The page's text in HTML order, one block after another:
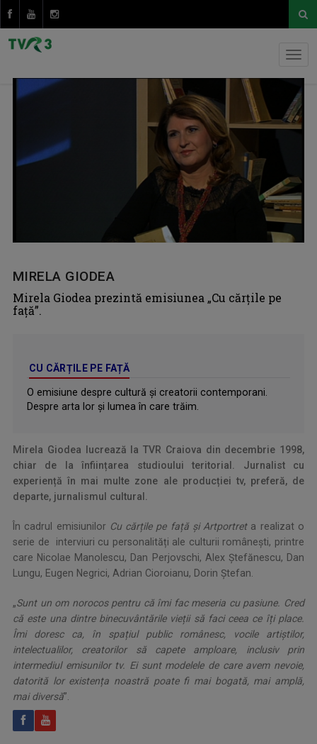
MIRELA GIODEA
Mirela Giodea prezintă emisiunea „Cu cărțile pe
față”.
CU CĂRȚILE PE FAȚĂ
O emisiune despre cultură și creatorii contemporani.
Despre arta lor și lumea în care trăim.
Mirela Giodea lucrează la TVR Craiova din decembrie 1998,
chiar de la înființarea studioului teritorial. Jurnalist cu
experiență în mai multe zone ale producției tv, preferă, de
departe, jurnalismul cultural.
În cadrul emisiunilor Cu cărțile pe fațăși Artportret a realizat o
serie de interviuri cu personalități ale culturii românești, printre
care Nicolae Manolescu, Dan Perjovschi, Alex Ștefănescu, Dan
Lungu, Eugen Negrici, Adrian Cioroianu, Dorin Ștefan.
„Sunt un om norocos pentru că îmi fac meseria cu pasiune. Cred
că este una dintre binecuvântările vieții să faci ceea ce îți place.
Îmi doresc ca, în spațiul public românesc, vocile artiștilor,
intelectualilor, creatorilor să capete amploare, inclusiv prin
intermediul emisunilor tv. Ei sunt modelele de care avem nevoie,
datorită lor existența noastră poate fi mai bogată, mai amplă,
mai diversă”.